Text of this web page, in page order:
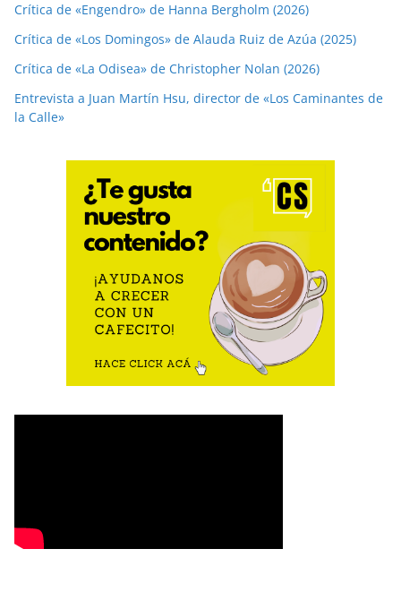
Crítica de «Engendro» de Hanna Bergholm (2026)
Crítica de «Los Domingos» de Alauda Ruiz de Azúa (2025)
Crítica de «La Odisea» de Christopher Nolan (2026)
Entrevista a Juan Martín Hsu, director de «Los Caminantes de
la Calle»